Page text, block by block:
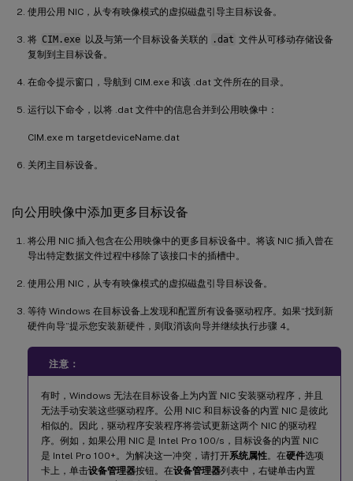
使用公用 NIC，从专有映像模式的虚拟磁盘引导主目标设备。
将 CIM.exe 以及与第一个目标设备关联的 .dat 文件从可移动存储设备
复制到主目标设备。
在命令提示窗口，导航到 CIM.exe 和该 .dat 文件所在的目录。
运行以下命令，以将 .dat 文件中的信息合并到公用映像中：
CIM.exe m targetdeviceName.dat
关闭主目标设备。
向公用映像中添加更多目标设备
将公用 NIC 插入包含在公用映像中的更多目标设备中。将该 NIC 插入曾在
导出特定数据文件过程中移除了该接口卡的插槽中。
使用公用 NIC，从专有映像模式的虚拟磁盘引导目标设备。
等待 Windows 在目标设备上发现和配置所有设备驱动程序。如果“找到新
硬件向导”提示您安装新硬件，则取消该向导并继续执行步骤 4。
注意：
有时，Windows 无法在目标设备上为内置 NIC 安装驱动程序，并且
无法手动安装这些驱动程序。公用 NIC 和目标设备的内置 NIC 是彼此
相似的。因此，驱动程序安装程序将尝试更新这两个 NIC 的驱动程
序。例如，如果公用 NIC 是 Intel Pro 100/s，目标设备的内置 NIC
是 Intel Pro 100+。为解决这一冲突，请打开系统属性。在硬件选项
卡上，单击设备管理器按钮。在设备管理器列表中，右键单击内置